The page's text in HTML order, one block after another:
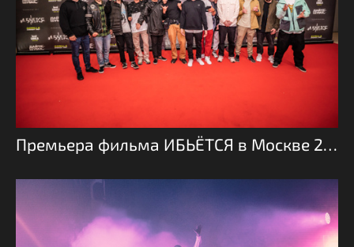
Премьера фильма ИБЬЁТСЯ в Москве 26.05.22